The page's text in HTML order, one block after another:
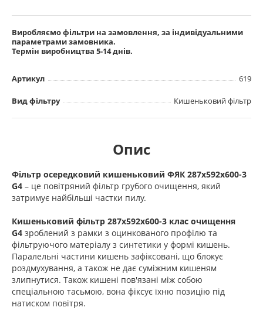
Виробляємо фільтри на замовлення, за індивідуальними
параметрами замовника.
Термін виробництва 5-14 днів.
Артикул 619
Вид фільтру Кишеньковий фільтр
Опис
Фільтр осередковий кишеньковий ФЯК 287х592х600-3
G4 – це повітряний фільтр грубого очищення, який
затримує найбільші частки пилу.
Кишеньковий фільтр 287х592х600-3 клас очищення
G4 зроблений з рамки з оцинкованого профілю та
фільтруючого матеріалу з синтетики у формі кишень.
Паралельні частини кишень зафіксовані, що блокує
роздмухування, а також не дає суміжним кишеням
злипнутися. Також кишені пов'язані між собою
спеціальною тасьмою, вона фіксує їхню позицію під
натиском повітря.